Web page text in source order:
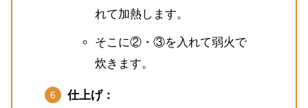
れて加熱します。
そこに②・③を入れて弱火で
炊きます。
仕上げ：